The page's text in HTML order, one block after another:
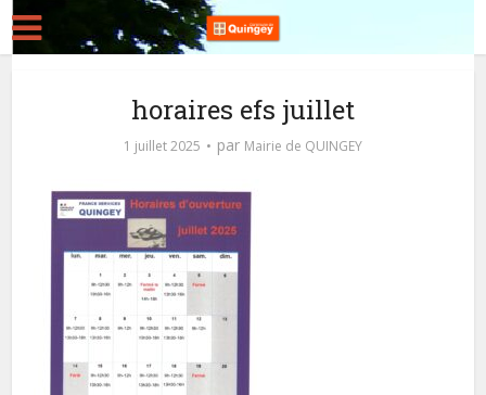
horaires efs juillet
1 juillet 2025 par Mairie de QUINGEY